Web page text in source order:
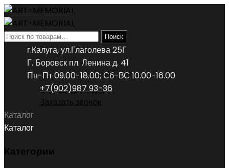
Искать: Поиск
г.Калуга, ул.Глаголева 25Г
Г. Боровск пл. Ленина д. 41
Пн-Пт 09.00-18.00; Сб-ВС 10.00-16.00
+7(902)987 93-36
Заказать звонок
Каталог
Каталог
Категории